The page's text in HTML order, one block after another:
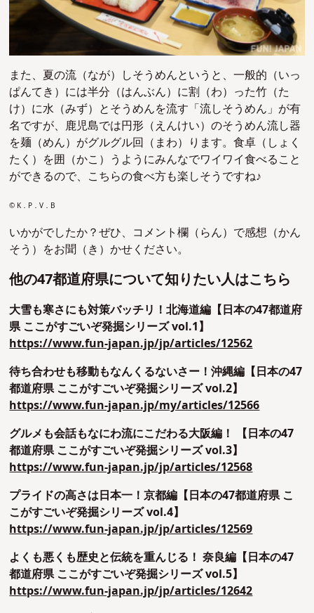
また、夏の流（なが）しそうめんというと、一般的（いっ
ぱんてき）には半分（はんぶん）に割（わ）った竹（た
け）に水（みず）とそうめんを流す「流しそうめん」が有
名ですが、鹿児島では円形（えんけい）のそうめん流し器
を麺（めん）がグルグル回（まわ）ります。食卓（しょく
たく）を囲（かこ）うようにみんなでワイワイ食べること
ができるので、こちらの食べ方も楽しそうですね♪
© K．P．V．B
いかがでしたか？ぜひ、コメント欄（らん）で感想（かん
そう）をお聞（き）かせください。
他の47都道府県について知りたい人はこちら
大雪も寒さにも対策バッチリ！北海道編【日本の47都道府
県 ここがすごいぞ発掘シリーズ vol.1】
https://www.fun-japan.jp/jp/articles/12562
待ち合わせも移動もなんくるないさー！沖縄編【日本の47
都道府県 ここがすごいぞ発掘シリーズ vol.2】
https://www.fun-japan.jp/my/articles/12566
グルメも会話もなにわ流にこだわる大阪編！ 【日本の47
都道府県 ここがすごいぞ発掘シリーズ vol.3】
https://www.fun-japan.jp/jp/articles/12568
プライドの高さは日本一！京都編【日本の47都道府県 こ
こがすごいぞ発掘シリーズ vol.4】
https://www.fun-japan.jp/jp/articles/12569
よくも悪くも歴史と伝統を重んじる！ 奈良編【日本の47
都道府県 ここがすごいぞ発掘シリーズ vol.5】
https://www.fun-japan.jp/jp/articles/12642